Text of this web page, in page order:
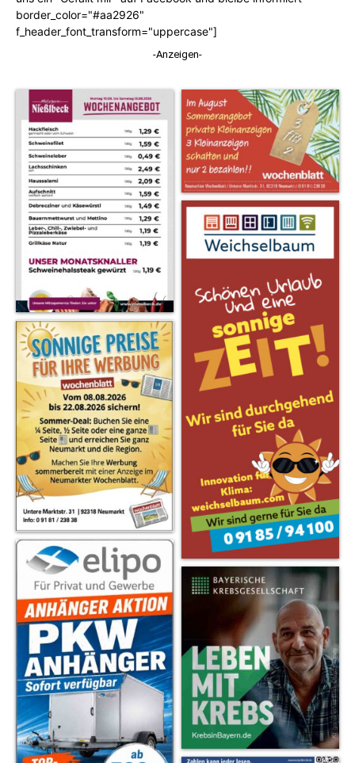
border_color="#aa2926"
f_header_font_transform="uppercase"]
-Anzeigen-